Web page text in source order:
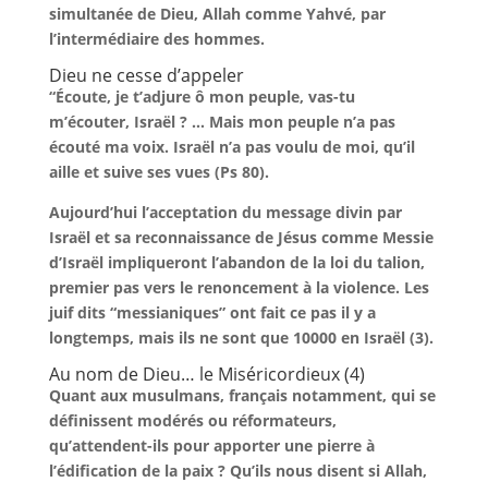
simultanée de Dieu, Allah comme Yahvé, par
l’intermédiaire des hommes.
Dieu ne cesse d’appeler
“Écoute, je t’adjure ô mon peuple, vas-tu
m’écouter, Israël ? … Mais mon peuple n’a pas
écouté ma voix. Israël n’a pas voulu de moi, qu’il
aille et suive ses vues (Ps 80).
Aujourd’hui l’acceptation du message divin par
Israël et sa reconnaissance de Jésus comme Messie
d’Israël impliqueront l’abandon de la loi du talion,
premier pas vers le renoncement à la violence. Les
juif dits “messianiques” ont fait ce pas il y a
longtemps, mais ils ne sont que 10000 en Israël (3).
Au nom de Dieu… le Miséricordieux (4)
Quant aux musulmans, français notamment, qui se
définissent modérés ou réformateurs,
qu’attendent-ils pour apporter une pierre à
l’édification de la paix ? Qu’ils nous disent si Allah,